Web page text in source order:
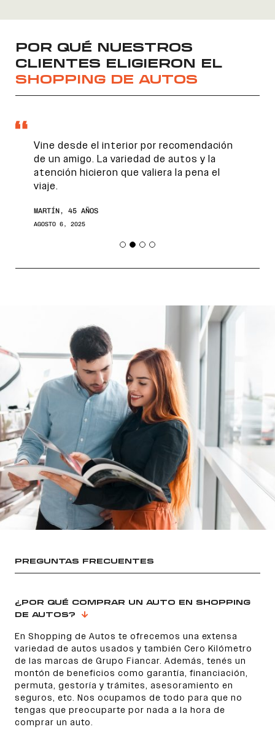
POR QUÉ NUESTROS
CLIENTES ELIGIERON EL
SHOPPING DE AUTOS
Vine desde el interior por recomendación
de un amigo. La variedad de autos y la
atención hicieron que valiera la pena el
viaje.
MARTÍN, 45 AÑOS
AGOSTO 6, 2025
PREGUNTAS FRECUENTES
¿POR QUÉ COMPRAR UN AUTO EN SHOPPING
DE AUTOS?
En Shopping de Autos te ofrecemos una extensa
variedad de autos usados y también Cero Kilómetro
de las marcas de Grupo Fiancar. Además, tenés un
montón de beneficios como garantía, financiación,
permuta, gestoría y trámites, asesoramiento en
seguros, etc. Nos ocupamos de todo para que no
tengas que preocuparte por nada a la hora de
comprar un auto.